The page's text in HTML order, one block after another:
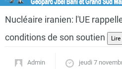
Close
Nucléaire iranien: l'UE
conditions de son soutien
Admin jeudi 7